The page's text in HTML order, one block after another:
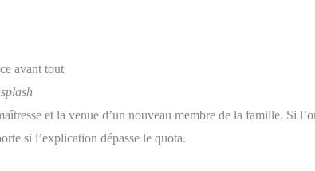
et la venue d’un nouveau membre de la famille. Si
si l’explication dépasse le quota.